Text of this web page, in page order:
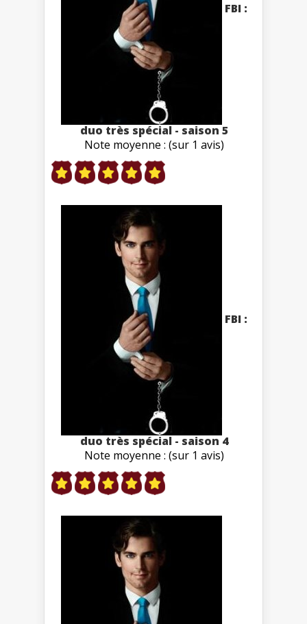
FBI :
duo très spécial - saison 5
Note moyenne : (sur 1 avis)
FBI :
duo très spécial - saison 4
Note moyenne : (sur 1 avis)